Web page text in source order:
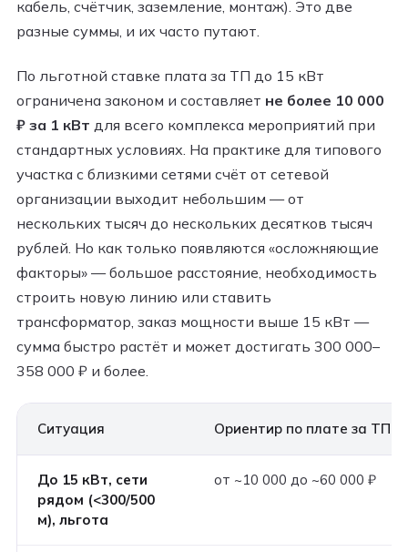
кабель, счётчик, заземление, монтаж). Это две
разные суммы, и их часто путают.
По льготной ставке плата за ТП до 15 кВт
ограничена законом и составляет не более 10 000
₽ за 1 кВт для всего комплекса мероприятий при
стандартных условиях. На практике для типового
участка с близкими сетями счёт от сетевой
организации выходит небольшим — от
нескольких тысяч до нескольких десятков тысяч
рублей. Но как только появляются «осложняющие
факторы» — большое расстояние, необходимость
строить новую линию или ставить
трансформатор, заказ мощности выше 15 кВт —
сумма быстро растёт и может достигать 300 000–
358 000 ₽ и более.
Ситуация Ориентир по плате за ТП
До 15 кВт, сети
рядом (<300/500
м), льгота
от ~10 000 до ~60 000 ₽